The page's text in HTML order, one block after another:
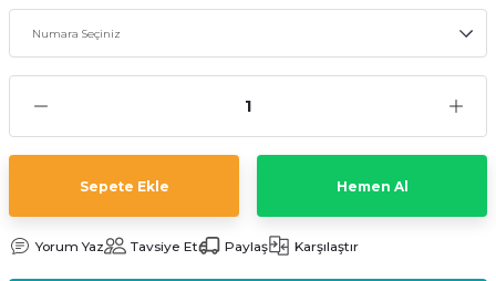
Sepete Ekle Hemen Al
Yorum Yaz Tavsiye Et Paylaş Karşılaştır